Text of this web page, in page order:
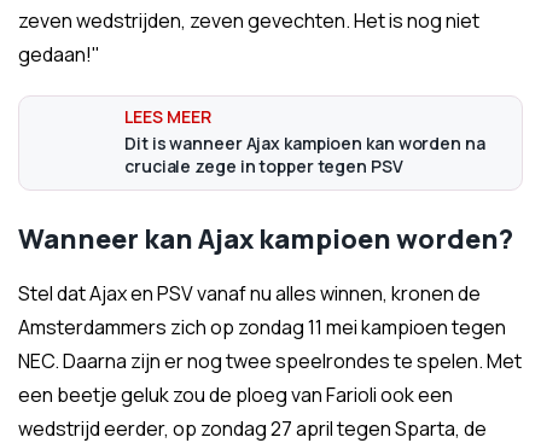
zeven wedstrijden, zeven gevechten. Het is nog niet
gedaan!"
Dit is wanneer Ajax kampioen kan worden na
cruciale zege in topper tegen PSV
Wanneer kan Ajax kampioen worden?
Stel dat Ajax en PSV vanaf nu alles winnen, kronen de
Amsterdammers zich op zondag 11 mei kampioen tegen
NEC. Daarna zijn er nog twee speelrondes te spelen. Met
een beetje geluk zou de ploeg van Farioli ook een
wedstrijd eerder, op zondag 27 april tegen Sparta, de